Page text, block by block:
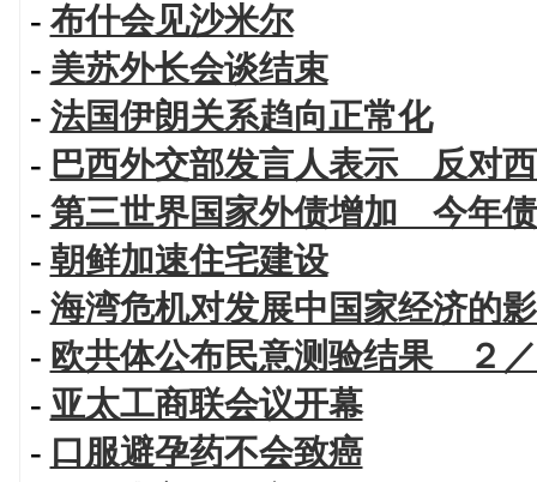
- 布什会见沙米尔
- 美苏外长会谈结束
- 法国伊朗关系趋向正常化
- 巴西外交部发言人表示 反对
- 第三世界国家外债增加 今年
- 朝鲜加速住宅建设
- 海湾危机对发展中国家经济的
- 欧共体公布民意测验结果 ２
- 亚太工商联会议开幕
- 口服避孕药不会致癌